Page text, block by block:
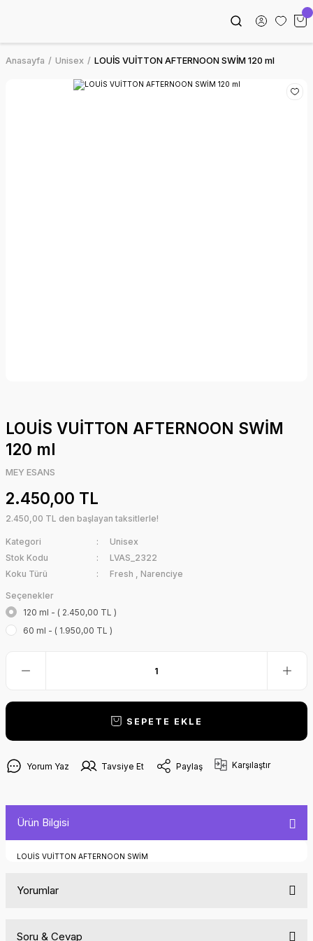
Anasayfa Unisex LOUİS VUİTTON AFTERNOON SWİM 120 ml
LOUİS VUİTTON AFTERNOON SWİM
120 ml
MEY ESANS
2.450,00 TL
2.450,00 TL den başlayan taksitlerle!
Kategori
Unisex
Stok Kodu
LVAS_2322
Koku Türü
Fresh , Narenciye
Seçenekler
120 ml - ( 2.450,00 TL )
60 ml - ( 1.950,00 TL )
SEPETE EKLE
Yorum Yaz Tavsiye Et Paylaş Karşılaştır
Ürün Bilgisi
LOUİS VUİTTON AFTERNOON SWİM
Yorumlar
Soru & Cevap